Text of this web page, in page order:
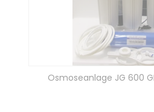
Osmoseanlage JG 600